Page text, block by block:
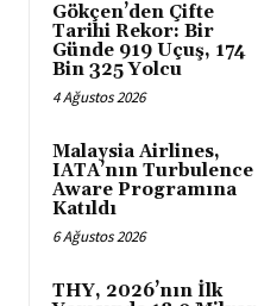
Gökçen’den Çifte
Tarihi Rekor: Bir
Günde 919 Uçuş, 174
Bin 325 Yolcu
4 Ağustos 2026
Malaysia Airlines,
IATA’nın Turbulence
Aware Programına
Katıldı
6 Ağustos 2026
THY, 2026’nın İlk